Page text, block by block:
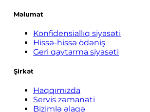
Məlumat
Konfidensiallıq siyasəti
Hissə-hissə ödəniş
Geri qaytarma siyasəti
Şirkət
Haqqımızda
Servis zəmanəti
Bizimlə əlaqə